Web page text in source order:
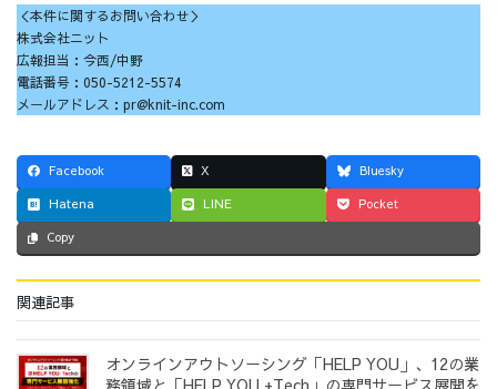
＜本件に関するお問い合わせ＞
株式会社ニット
広報担当：今西/中野
電話番号：050-5212-5574
メールアドレス：pr@knit-inc.com
Facebook X
Bluesky
Hatena
LINE Pocket
Copy
関連記事
オンラインアウトソーシング「HELP YOU」、12の業
務領域と「HELP YOU +Tech」の専門サービス展開を